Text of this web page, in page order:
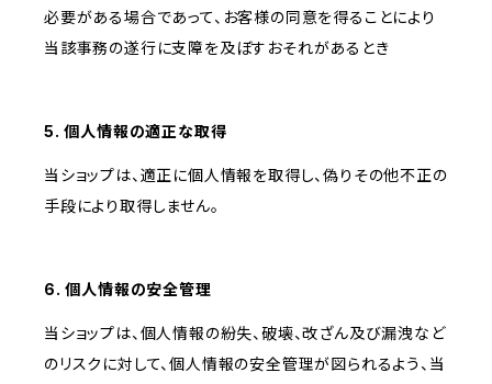
必要がある場合であって、お客様の同意を得ることにより
当該事務の遂行に支障を及ぼすおそれがあるとき
5. 個人情報の適正な取得
当ショップは、適正に個人情報を取得し、偽りその他不正の
手段により取得しません。
6. 個人情報の安全管理
当ショップは、個人情報の紛失、破壊、改ざん及び漏洩など
のリスクに対して、個人情報の安全管理が図られるよう、当